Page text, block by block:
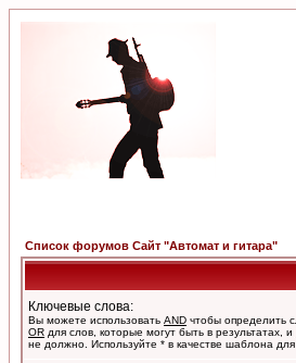
Список форумов Сайт "Автомат и гитара"
Ключевые слова:
Вы можете использовать AND чтобы определить
OR для слов, которые могут быть в результатах, и
не должно. Используйте * в качестве шаблона для